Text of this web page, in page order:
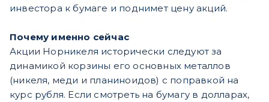
инвестора к бумаге и поднимет цену акций.
Почему именно сейчас
Акции Норникеля исторически следуют за
динамикой корзины его основных металлов
(никеля, меди и планиноидов) с поправкой на
курс рубля. Если смотреть на бумагу в долларах,